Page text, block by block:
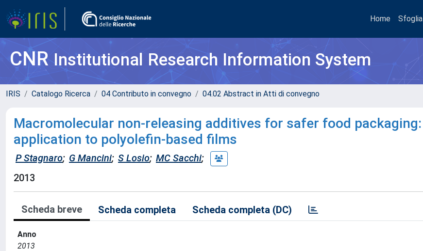
Home Sfoglia
CNRInstitutional Research Information System
IRIS Catalogo Ricerca 04 Contributo in convegno 04.02 Abstract in Atti di convegno
Macromolecular non-releasing additives for safer food packaging:
application to polyolefin-based films
P Stagnaro; G Mancini; S Losio; MC Sacchi;
2013
Scheda breve Scheda completa Scheda completa (DC)
Anno
2013